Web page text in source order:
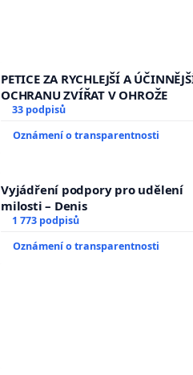
PETICE ZA RYCHLEJŠÍ A
OCHRANU ZVÍŘAT V OHROŽE
33 podpisů
Oznámení o transparentnosti
Vyjádření podpory pro udělení
milosti – Denis
1 773 podpisů
Oznámení o transparentnosti